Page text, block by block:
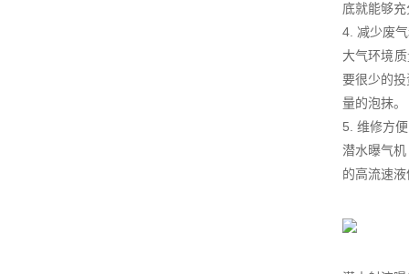
底就能够
4. 减少废
大气环境
要很少的
量的泡抹。
5. 维修方便
潜水曝气
的高流速